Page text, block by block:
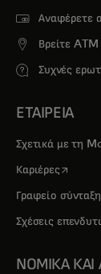
Αναφέρετε
Βρείτε ATM
Συχνές
ΕΤΑΙΡΕΙΑ
Σχετικά με τη
Καριέρεςopens
Γραφείο
Σχέσεις
ΝΟΜΙΚΑ